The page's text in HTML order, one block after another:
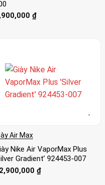
₫
Air Max
Nike Air VaporMax Plus
Gradient’ 924453-007
₫